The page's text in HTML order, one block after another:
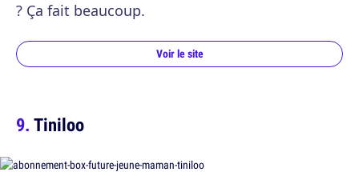
? Ça fait beaucoup.
Voir le site
Tiniloo